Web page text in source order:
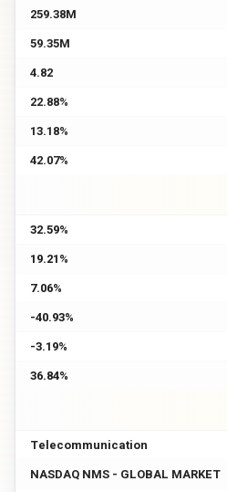
259.38M
59.35M
4.82
22.88%
13.18%
42.07%
32.59%
19.21%
7.06%
-40.93%
-3.19%
36.84%
Telecommunication
NASDAQ NMS - GLOBAL MARKET